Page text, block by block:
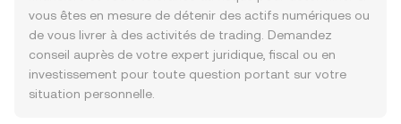
vous êtes en mesure de détenir des actifs numériques ou
de vous livrer à des activités de trading. Demandez
conseil auprès de votre expert juridique, fiscal ou en
investissement pour toute question portant sur votre
situation personnelle.